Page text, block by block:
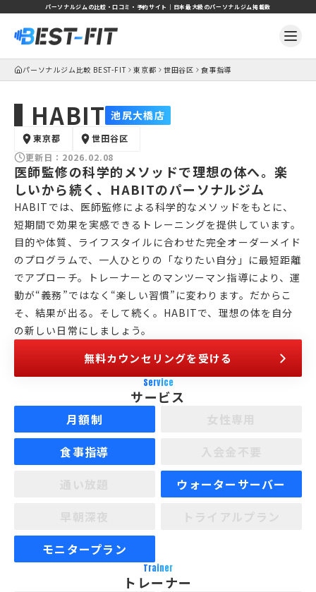
パーソナルジムの比較・口コミ・予約サイト｜日本最大級のパーソナルジム掲載数
パーソナルジム比較 BEST-FIT 東京都 世田谷区 食事指導
HABIT 池尻大橋店
東京都
世田谷区
更新日： 2026.02.08
医師監修の科学的メソッドで理想の体へ。楽
しいから続く、HABITのパーソナルジム
HABITでは、医師監修による科学的なメソッドをもとに、
短期間で効果を実感できるトレーニングを提供しています。
目的や体質、ライフスタイルに合わせた完全オーダーメイド
のプログラムで、一人ひとりの「なりたい自分」に最短距離
でアプローチ。トレーナーとのマンツーマン指導により、運
動が“義務”ではなく“楽しい習慣”に変わります。だからこ
そ、結果が出る。そして続く。HABITで、理想の体を自分
の新しい日常にしましょう。
無料カウンセリングを受ける
Service
サービス
月額制
食事指導
ウォーターサーバー
モニタープラン
Trainer
トレーナー